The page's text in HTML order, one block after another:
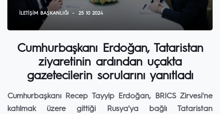
İLETIŞIM BAŞKANLIĞI 25 10 2024
Cumhurbaşkanı Erdoğan, Tataristan
ziyaretinin ardından uçakta
gazetecilerin sorularını yanıtladı
Cumhurbaşkanı Recep Tayyip Erdoğan, BRICS Zirvesi'ne
katılmak üzere gittiği Rusya'ya bağlı Tataristan